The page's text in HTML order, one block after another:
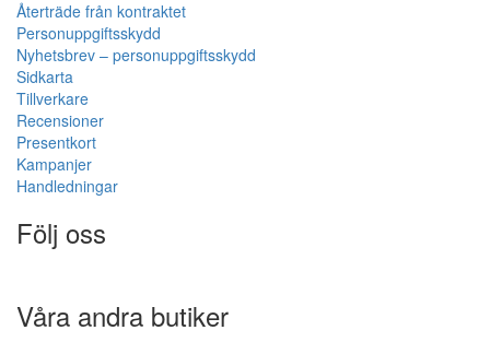
Återträde från kontraktet
Personuppgiftsskydd
Nyhetsbrev – personuppgiftsskydd
Sidkarta
Tillverkare
Recensioner
Presentkort
Kampanjer
Handledningar
Följ oss
Våra andra butiker